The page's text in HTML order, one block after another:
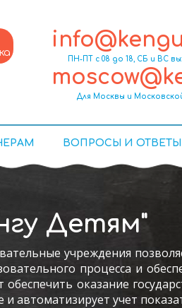
ПН-ПТ с 08 до 18, СБ и ВС
Для Москвы и
ВОПРОСЫ И ОТВЕТЫ
Детям"
уч­режде­ния
про­цес­са и
ока­зание
ав­то­мати­зиру­ет учет